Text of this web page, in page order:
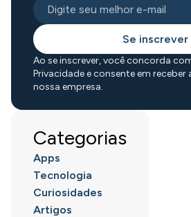
Se inscrever
Ao se inscrever, você concorda
Privacidade e consente em receber
nossa empresa.
Categorias
Apps
Tecnologia
Curiosidades
Artigos